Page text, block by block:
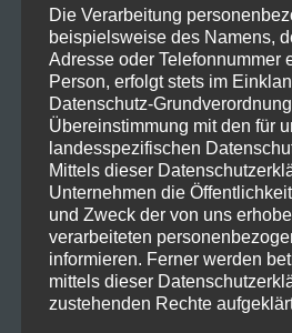
Radeon
Zum
1.0)
Zum
be quiet!
Zum
Die Verarbeitung
beispielsweise des Namens,
Adresse oder Telefonnummer
Person, erfolgt stets im
Datenschutz-
Übereinstimmung mit den für
landesspezifischen
Mittels dieser
Unternehmen die
und Zweck der von uns
verarbeiteten
informieren. Ferner werden
mittels dieser
zustehenden Rechte